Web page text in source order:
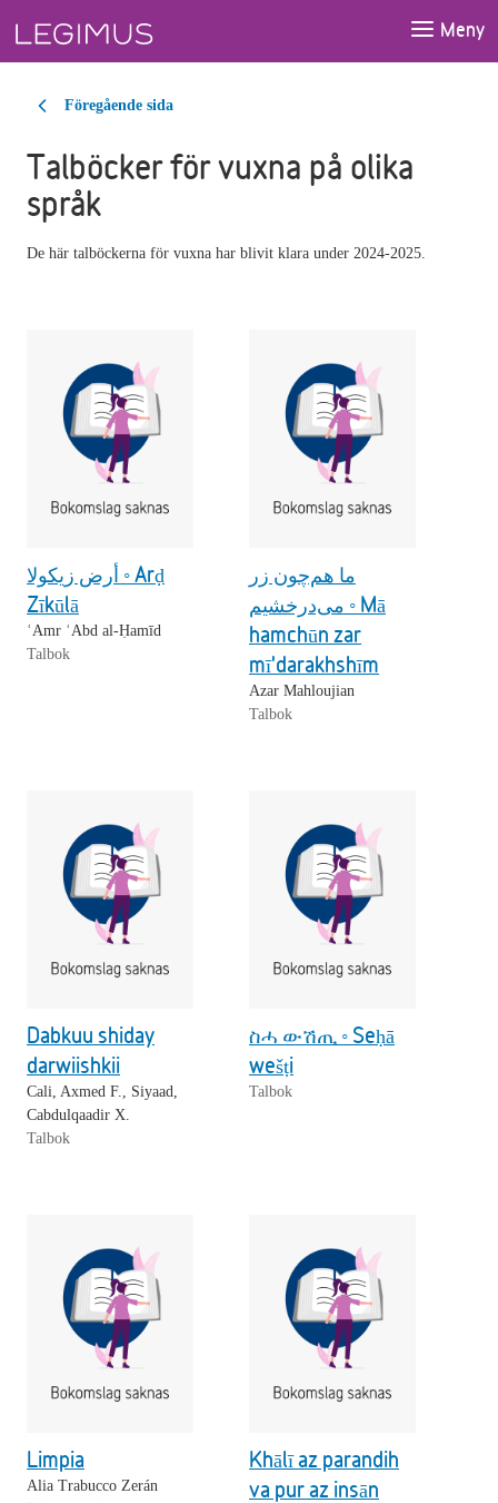
Meny
Föregående sida
Talböcker för vuxna på olika
språk
De här talböckerna för vuxna har blivit klara under 2024-2025.
أرض زيكولا ◦ Arḍ
Zīkūlā
ʿAmr ʿAbd al-Ḥamīd
Talbok
ما هم‌چون زر
می‌درخشیم ◦ Mā
hamchūn zar
mī'darakhshīm
Azar Mahloujian
Talbok
Dabkuu shiday
darwiishkii
Cali, Axmed F., Siyaad,
Cabdulqaadir X.
Talbok
ስሓ ውሽጢ ◦ Seḥā
wešṭi
Talbok
Limpia
Alia Trabucco Zerán
Khālī az parandih
va pur az insān